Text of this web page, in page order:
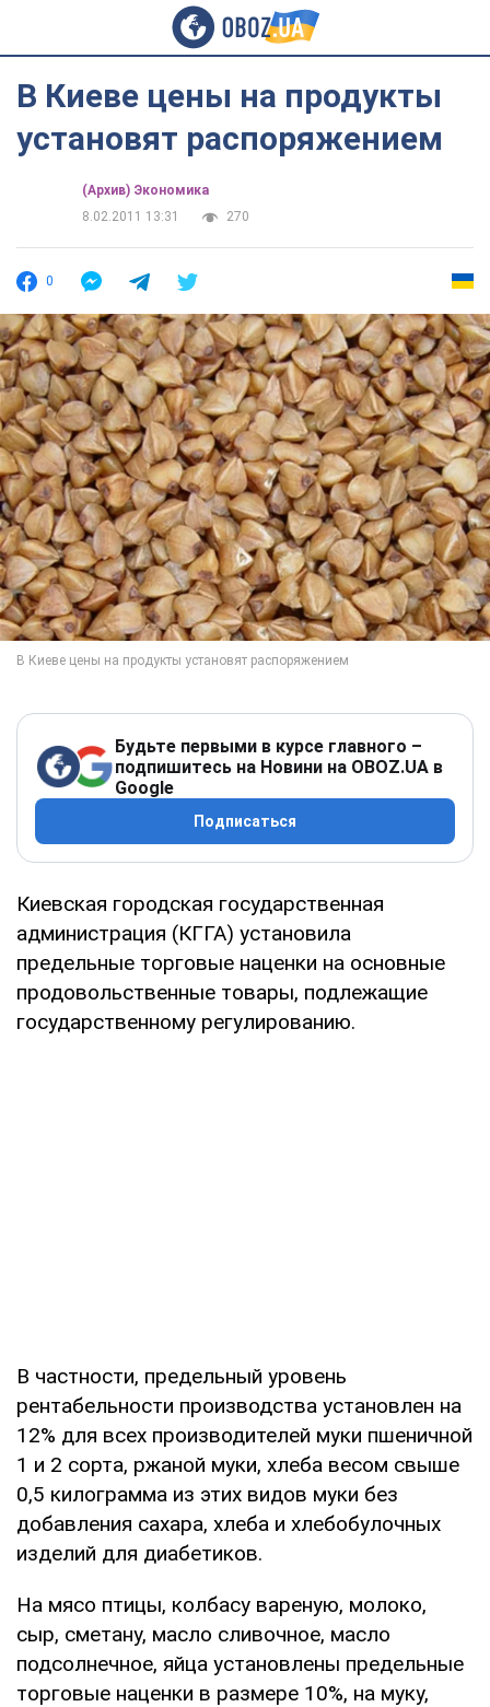
В Киеве цены на продукты
установят распоряжением
(Архив) Экономика
8.02.2011 13:31
270
0
Будьте первыми в курсе главного –
подпишитесь на Новини на OBOZ.UA в
Google
Подписаться
Киевская городская государственная
администрация (КГГА) установила
предельные торговые наценки на основные
продовольственные товары, подлежащие
государственному регулированию.
В частности, предельный уровень
рентабельности производства установлен на
12% для всех производителей муки пшеничной
1 и 2 сорта, ржаной муки, хлеба весом свыше
0,5 килограмма из этих видов муки без
добавления сахара, хлеба и хлебобулочных
изделий для диабетиков.
На мясо птицы, колбасу вареную, молоко,
сыр, сметану, масло сливочное, масло
подсолнечное, яйца установлены предельные
торговые наценки в размере 10%, на муку,